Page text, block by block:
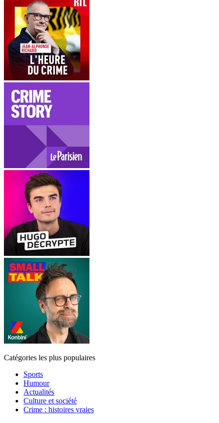
Catégories les plus populaires
Sports
Humour
Actualités
Culture et société
Crime : histoires vraies